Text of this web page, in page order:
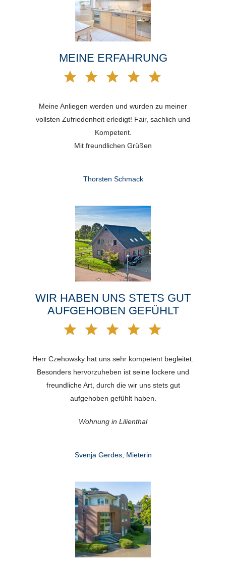
MEINE ERFAHRUNG
Meine Anliegen werden und wurden zu meiner
vollsten Zufriedenheit erledigt! Fair, sachlich und
Kompetent.
Mit freundlichen Grüßen
Thorsten Schmack
WIR HABEN UNS STETS GUT
AUFGEHOBEN GEFÜHLT
Herr Czehowsky hat uns sehr kompetent begleitet.
Besonders hervorzuheben ist seine lockere und
freundliche Art, durch die wir uns stets gut
aufgehoben gefühlt haben.
Wohnung in Lilienthal
Svenja Gerdes, Mieterin